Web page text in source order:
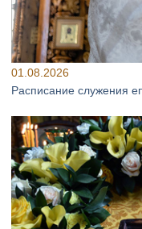
01.08.2026
Расписание служения